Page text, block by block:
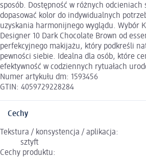
sposób. Dostępność w różnych odcieniach
dopasować kolor do indywidualnych
uzyskania harmonijnego wyglądu. Wybór
Designer 10 Dark Chocolate Brown od
perfekcyjnego makijażu, który podkreśli
pewności siebie. Idealna dla osób, które
efektywność w codziennych rytuałach
Numer artykułu dm: 1593456
GTIN: 4059729228284
Cechy
Tekstura / konsystencja / aplikacja:
sztyft
Cechy produktu: